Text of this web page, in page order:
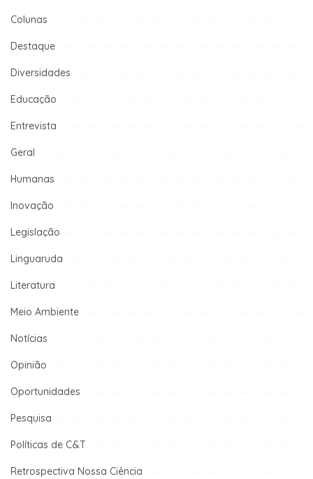
Colunas
Destaque
Diversidades
Educação
Entrevista
Geral
Humanas
Inovação
Legislação
Linguaruda
Literatura
Meio Ambiente
Notícias
Opinião
Oportunidades
Pesquisa
Políticas de C&T
Retrospectiva Nossa Ciência